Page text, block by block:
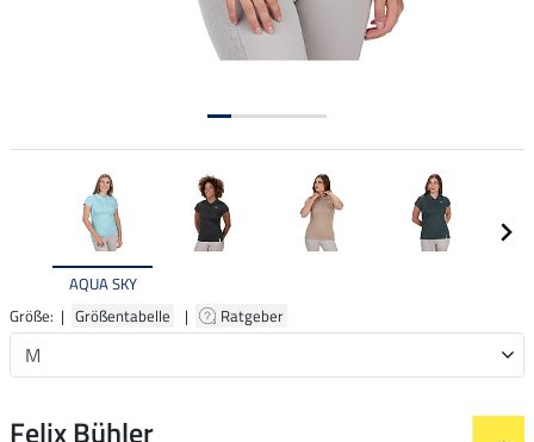
AQUA SKY
Größe: | Größentabelle | Ratgeber
Felix Bühler